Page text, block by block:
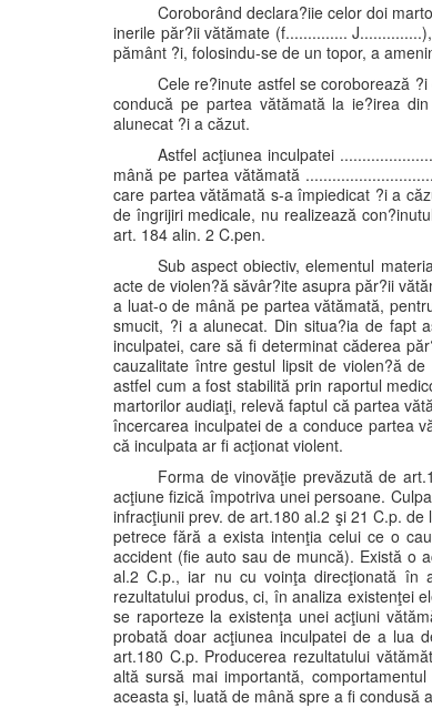
Coroborând declara?iie celor doi
inerile păr?ii vătămate (f..............
pământ ?i, folosindu-se de un topor, a
Cele re?inute astfel se coroborează
conducă pe partea vătămată la ie?irea
alunecat ?i a căzut.
Astfel acţiunea inculpatei
mână pe partea vătămată
care partea vătămată s-a împiedicat ?i a
de îngrijiri medicale, nu realizează
art. 184 alin. 2 C.pen.
Sub aspect obiectiv, elementul
acte de violen?ă săvâr?ite asupra păr?ii
a luat-o de mână pe partea vătămată,
smucit, ?i a alunecat. Din situa?ia de fapt
inculpatei, care să fi determinat căderea
cauzalitate între gestul lipsit de violen?ă
astfel cum a fost stabilită prin raportul
martorilor audiaţi, relevă faptul că partea
încercarea inculpatei de a conduce partea
că inculpata ar fi acţionat violent.
Forma de vinovăţie prevăzută de
acţiune fizică împotriva unei persoane.
infracţiunii prev. de art.180 al.2 şi 21 C.p.
petrece fără a exista intenţia celui ce o
accident (fie auto sau de muncă). Există o
al.2 C.p., iar nu cu voinţa direcţionată în
rezultatului produs, ci, în analiza existenţei
se raporteze la existenţa unei acţiuni
probată doar acţiunea inculpatei de a lua
art.180 C.p. Producerea rezultatului
altă sursă mai importantă,
aceasta şi, luată de mână spre a fi condusă